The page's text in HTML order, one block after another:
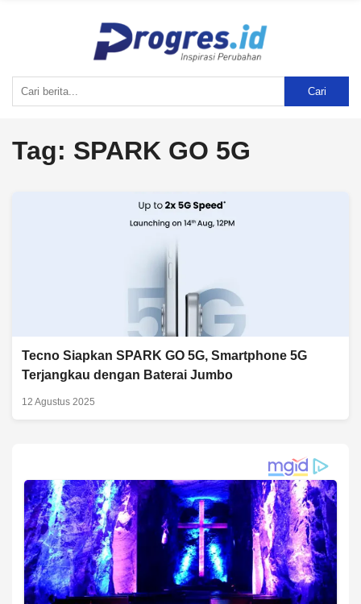
Cari
Tag: SPARK GO 5G
Tecno Siapkan SPARK GO 5G, Smartphone 5G
Terjangkau dengan Baterai Jumbo
12 Agustus 2025